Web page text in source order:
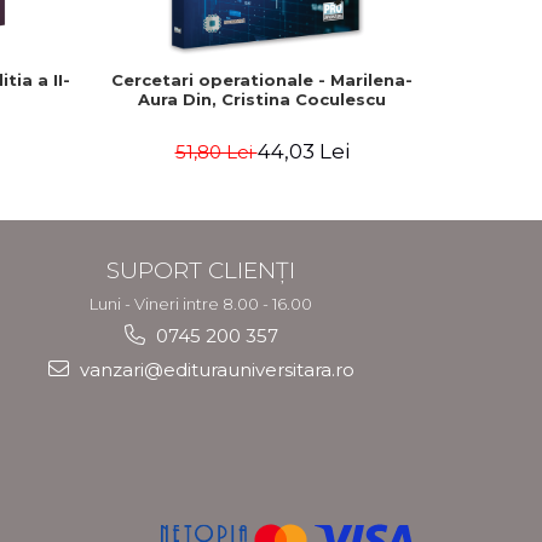
a II-
Cercetari operationale - Marilena-
Aura Din, Cristina Coculescu
51,80 Lei44,03 Lei
SUPORT CLIENȚI
Luni - Vineri intre 8.00 - 16.00
0745 200 357
vanzari@editurauniversitara.ro